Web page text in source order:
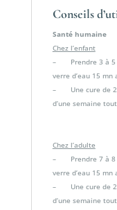
Conseils
Santé humaine
Chez l’enfant
– Prendre 3 à 5
verre d’eau 15
– Une cure de 2
d’une semaine
Chez l’adulte
– Prendre 7 à 8
verre d’eau 15
– Une cure de 2
d’une semaine